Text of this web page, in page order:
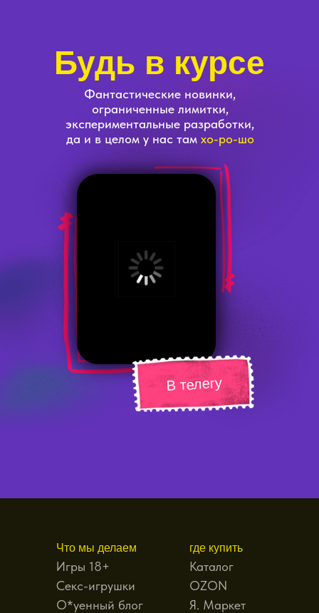
В телегу
Фантастические новинки,
ограниченные лимитки,
экспериментальные разработки,
да и в целом у нас там хо-ро-шо
Будь в курсе
где купить
Каталог
OZON
Я. Маркет
Что мы делаем
Игры 18+
Секс-игрушки
О*уенный блог